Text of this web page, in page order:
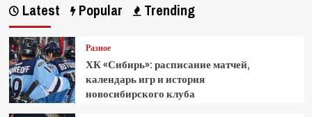
Latest Popular Trending
Разное
ХК «Сибирь»: расписание матчей,
календарь игр и история
новосибирского клуба